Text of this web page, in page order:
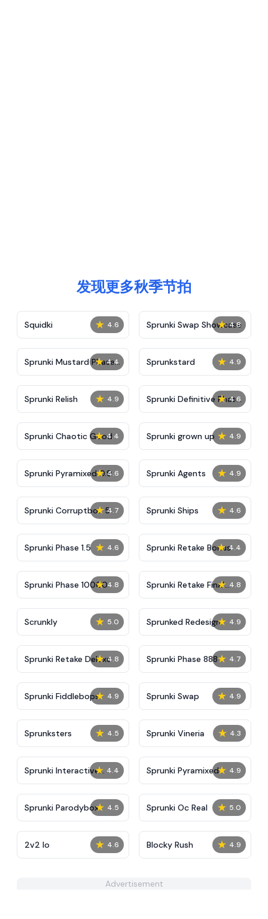
发现更多秋季节拍
★ 4.6
Squidki ★ 4.8
Sprunki Swap Showcase
★ 4.4
Sprunki Mustard Phase
2
★ 4.9
Sprunkstard
★ 4.9
Sprunki Relish ★ 4.6
Sprunki Definitive Phase
7
★ 4.4
Sprunki Chaotic Good ★ 4.9
Sprunki grown up
★ 4.6
Sprunki Pyramixed 0.9 ★ 4.9
Sprunki Agents
★ 4.7
Sprunki Corruptbox 5 ★ 4.6
Sprunki Ships
★ 4.6
Sprunki Phase 1.5 ★ 4.4
Sprunki Retake Bonus
★ 4.8
Sprunki Phase 10000 ★ 4.8
Sprunki Retake Final
Update
★ 5.0
Scrunkly ★ 4.9
Sprunked Redesign
★ 4.8
Sprunki Retake Deluxe ★ 4.7
Sprunki Phase 888
★ 4.9
Sprunki Fiddlebops ★ 4.9
Sprunki Swap
★ 4.5
Sprunksters ★ 4.3
Sprunki Vineria
★ 4.4
Sprunki Interactive
Tunner
★ 4.9
Sprunki Pyramixed
★ 4.5
Sprunki Parodybox ★ 5.0
Sprunki Oc Real
★ 4.6
2v2 Io ★ 4.9
Blocky Rush
Advertisement